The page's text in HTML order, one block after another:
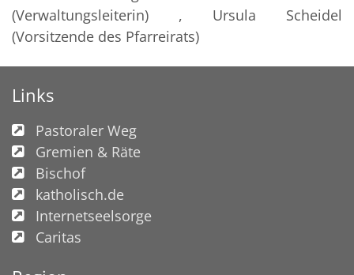
(Verwaltungsleiterin) , Ursula Scheidel
(Vorsitzende des Pfarreirats)
Links
Pastoraler Weg
Gremien & Räte
Bischof
katholisch.de
Internetseelsorge
Caritas